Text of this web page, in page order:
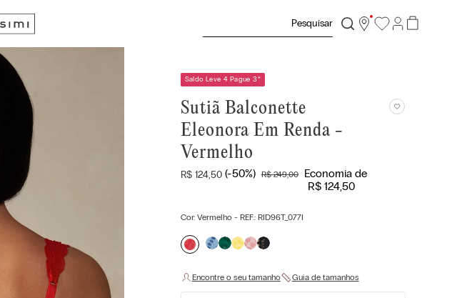
Saldo Leve 4 Pague 3*
Sutiã Balconette
Eleonora Em Renda -
Vermelho
R$ 124,50 (-50%) R$ 249,00
Economia de
R$ 124,50
Cor: Vermelho- REF.: RID96T_077I